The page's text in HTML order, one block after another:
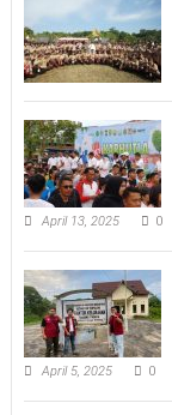
April 13, 2025 0
April 5, 2025 0